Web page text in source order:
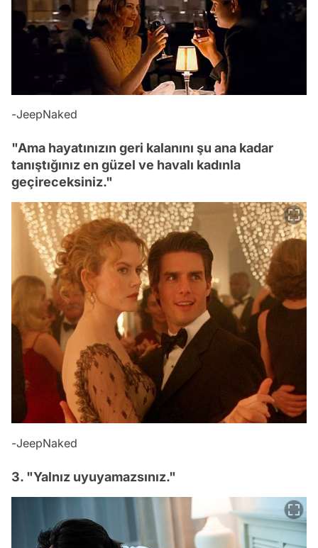
-JeepNaked
"Ama hayatınızın geri kalanını şu ana kadar
tanıştığınız en güzel ve havalı kadınla
geçireceksiniz."
-JeepNaked
3. "Yalnız uyuyamazsınız."